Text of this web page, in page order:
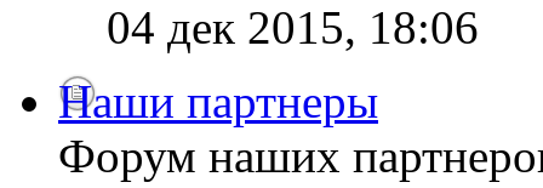
04 дек 2015, 18:06
Наши партнеры
Форум наших